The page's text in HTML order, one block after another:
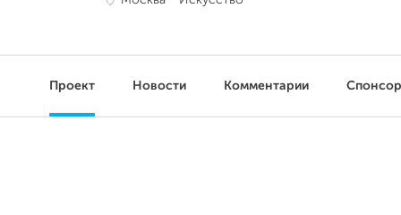
Проект Новости Комментарии